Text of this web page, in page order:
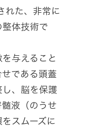
れた、非常に
整体技術で
与えること
である頭蓋
、脳を保護
髄液（のうせ
スムーズに